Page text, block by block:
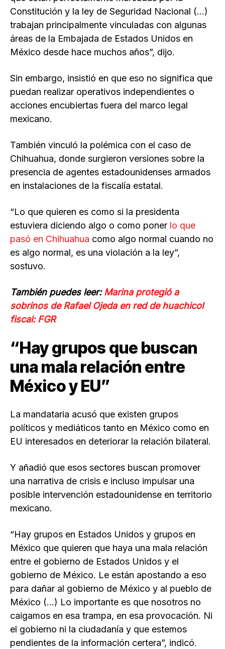
Constitución y la ley de Seguridad Nacional (…)
trabajan principalmente vinculadas con algunas
áreas de la Embajada de Estados Unidos en
México desde hace muchos años”, dijo.
Sin embargo, insistió en que eso no significa que
puedan realizar operativos independientes o
acciones encubiertas fuera del marco legal
mexicano.
También vinculó la polémica con el caso de
Chihuahua, donde surgieron versiones sobre la
presencia de agentes estadounidenses armados
en instalaciones de la fiscalía estatal.
“Lo que quieren es como si la presidenta
estuviera diciendo algo o como poner lo que
pasó en Chihuahua como algo normal cuando no
es algo normal, es una violación a la ley”,
sostuvo.
También puedes leer:Marina protegió a
sobrinos de Rafael Ojeda en red de huachicol
fiscal: FGR
“Hay grupos que buscan
una mala relación entre
México y EU”
La mandataria acusó que existen grupos
políticos y mediáticos tanto en México como en
EU interesados en deteriorar la relación bilateral.
Y añadió que esos sectores buscan promover
una narrativa de crisis e incluso impulsar una
posible intervención estadounidense en territorio
mexicano.
“Hay grupos en Estados Unidos y grupos en
México que quieren que haya una mala relación
entre el gobierno de Estados Unidos y el
gobierno de México. Le están apostando a eso
para dañar al gobierno de México y al pueblo de
México (…) Lo importante es que nosotros no
caigamos en esa trampa, en esa provocación. Ni
el gobierno ni la ciudadanía y que estemos
pendientes de la información certera”, indicó.